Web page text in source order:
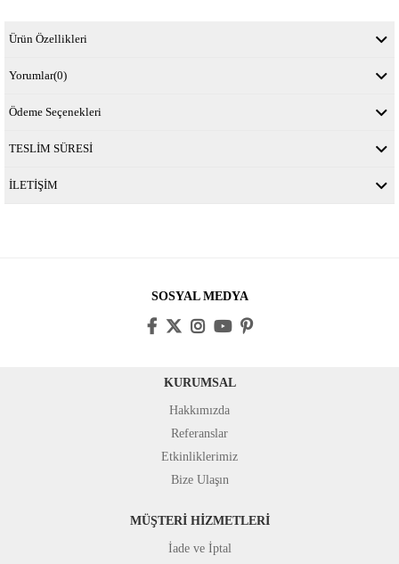
Ürün Özellikleri
Yorumlar(0)
Ödeme Seçenekleri
TESLİM SÜRESİ
İLETİŞİM
SOSYAL MEDYA
KURUMSAL
Hakkımızda
Referanslar
Etkinliklerimiz
Bize Ulaşın
MÜŞTERİ HİZMETLERİ
İade ve İptal